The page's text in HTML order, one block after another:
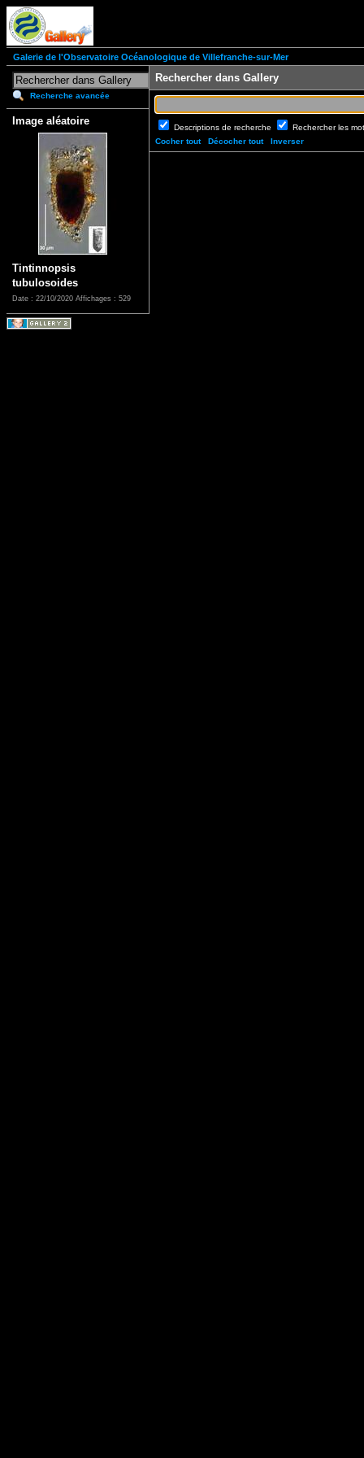
Galerie de l'Observatoire Océanologique de Villefranche-sur-Mer
Recherche avancée
Image aléatoire
Tintinnopsis
tubulosoides
Date : 22/10/2020 Affichages : 529
Rechercher dans Gallery
Descriptions de recherche
Rechercher les
Cocher tout
Décocher tout Inverser